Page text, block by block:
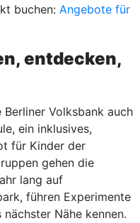
buchen: Angebote für
entdecken,
Volksbank auch
ein inklusives,
für Kinder der
gehen die
lang auf
führen Experimente
Nähe kennen.